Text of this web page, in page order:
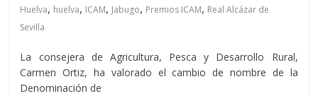
Huelva, huelva, ICAM, Jabugo, Premios ICAM, Real Alcázar de
Sevilla
La consejera de Agricultura, Pesca y Desarrollo Rural,
Carmen Ortiz, ha valorado el cambio de nombre de la
Denominación de